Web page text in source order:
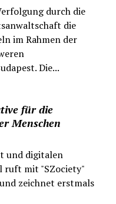
durch die
die
im Rahmen der
Die...
für die
Menschen
und digitalen
ruft mit "SZociety"
zeichnet erstmals